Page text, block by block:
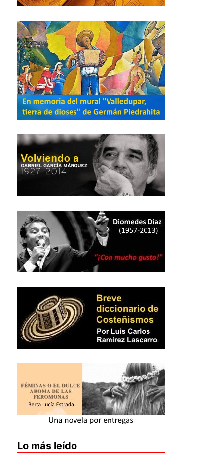
Lo más leído